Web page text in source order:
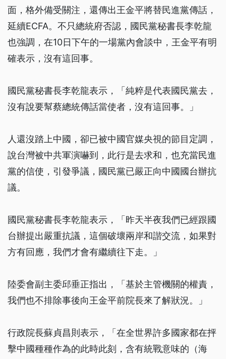
面，格外備受關注，還傳出王金平將替民進黨傳話，
延續ECFA。不只總統府否認，國民黨秘書長李乾龍
也強調，在10日下午的一場黨內會談中，王金平有明
確表示，沒有這回事。
國民黨秘書長李乾龍表示，「純粹是代表國民黨去，
沒有說要幫蔡總統傳話當使者，沒有這回事。」
人還沒踏上中國，卻已被中國官媒央視的節目定調，
說台灣被中共軍演嚇到，此行是去求和，也充當民進
黨的信使，引發爭議，國民黨已嚴正向中國國台辦抗
議。
國民黨秘書長李乾龍表示，「昨天半夜我們已經跟國
台辦提出嚴重抗議，這個破壞兩岸和諧交流，如果對
方有回應，我們才會有繼續往下走。」
陸委會副主委邱垂正指出，「基於主管機關的權責，
我們也不排除事後向王金平前院長來了解狀況。」
行政院長蘇貞昌則表示，「在全世界許多國家都在抨
擊中國種種作為的此時此刻，含有統戰意味的（海